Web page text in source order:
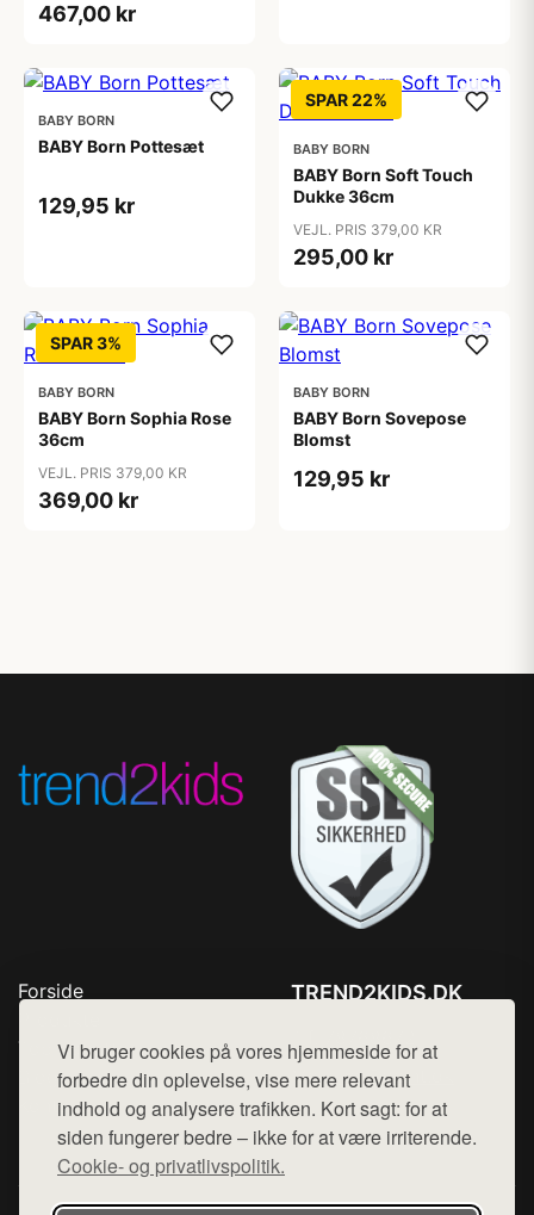
Vi bruger cookies på vores hjemmeside for at
forbedre din oplevelse, vise mere relevant
indhold og analysere trafikken. Kort sagt: for at
siden fungerer bedre – ikke for at være irriterende.
Cookie- og privatlivspolitik.
467,00 kr
BABY BORN
BABY Born Pottesæt
129,95 kr
SPAR 22%
BABY BORN
BABY Born Soft Touch
Dukke 36cm
VEJL. PRIS 379,00 KR
295,00 kr
SPAR 3%
BABY BORN
BABY Born Sophia Rose
36cm
VEJL. PRIS 379,00 KR
369,00 kr
BABY BORN
BABY Born Sovepose
Blomst
129,95 kr
Forside
Top Rabatter
Blog
Kontakt
TREND2KIDS.DK
Mail: hej@want.dk
Cookie- og privatlivspolitik